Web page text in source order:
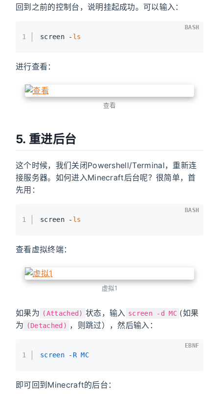
回到之前的控制台，说明挂起成功。可以输入：
1 screen - ls
BASH
进行查看：
查看
5. 重进后台
这个时候，我们关闭Powershell/Terminal，重新连
接服务器。如何进入Minecraft后台呢？很简单，首
先用：
1 screen - ls
BASH
查看虚拟终端：
虚拟1
如果为 (Attached) 状态，输入 screen -d MC (如果
为
(Detached) ，则跳过），然后输入：
1 screen -R MC
EBNF
即可回到Minecraft的后台：